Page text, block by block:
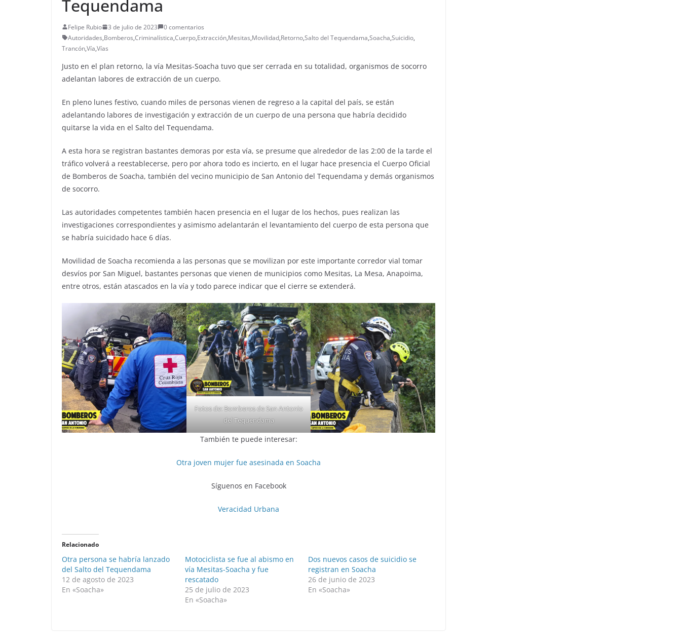
Tequendama
Felipe Rubio 3 de julio de 2023
0 comentarios
Autoridades,Bomberos,Criminalística,Cuerpo,Extracción,Mesitas,Movilidad,Retorno,Salto del Tequendama,Soacha,Suicidio,
Trancón,Vía,Vías
Justo en el plan retorno, la vía Mesitas-Soacha tuvo que ser cerrada en su totalidad, organismos de socorro
adelantan labores de extracción de un cuerpo.
En pleno lunes festivo, cuando miles de personas vienen de regreso a la capital del país, se están
adelantando labores de investigación y extracción de un cuerpo de una persona que habría decidido
quitarse la vida en el Salto del Tequendama.
A esta hora se registran bastantes demoras por esta vía, se presume que alrededor de las 2:00 de la tarde el
tráfico volverá a reestablecerse, pero por ahora todo es incierto, en el lugar hace presencia el Cuerpo Oficial
de Bomberos de Soacha, también del vecino municipio de San Antonio del Tequendama y demás organismos
de socorro.
Las autoridades competentes también hacen presencia en el lugar de los hechos, pues realizan las
investigaciones correspondientes y asimismo adelantarán el levantamiento del cuerpo de esta persona que
se habría suicidado hace 6 días.
Movilidad de Soacha recomienda a las personas que se movilizan por este importante corredor vial tomar
desvíos por San Miguel, bastantes personas que vienen de municipios como Mesitas, La Mesa, Anapoima,
entre otros, están atascados en la vía y todo parece indicar que el cierre se extenderá.
Fotos de: Bomberos de San Antonio
del Tequendama
También te puede interesar:
Otra joven mujer fue asesinada en Soacha
Síguenos en Facebook
Veracidad Urbana
Relacionado
Otra persona se habría lanzado
del Salto del Tequendama
12 de agosto de 2023
En «Soacha»
Motociclista se fue al abismo en
vía Mesitas-Soacha y fue
rescatado
25 de julio de 2023
En «Soacha»
Dos nuevos casos de suicidio se
registran en Soacha
26 de junio de 2023
En «Soacha»